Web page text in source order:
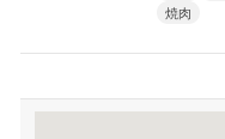
焼肉